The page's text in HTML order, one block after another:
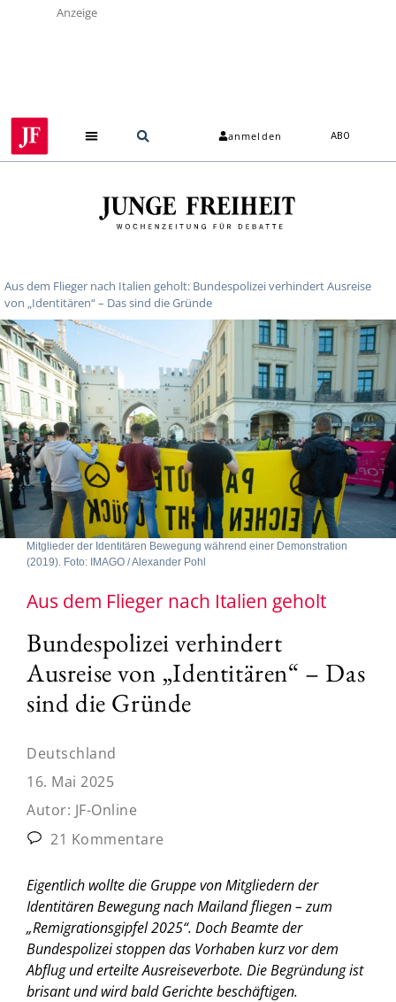
Anzeige
anmelden ABO
Aus dem Flieger nach Italien geholt: Bundespolizei verhindert Ausreise
von „Identitären“ – Das sind die Gründe
Mitglieder der Identitären Bewegung während einer Demonstration
(2019). Foto: IMAGO / Alexander Pohl
Aus dem Flieger nach Italien geholt
Bundespolizei verhindert
Ausreise von „Identitären“ – Das
sind die Gründe
Deutschland
16. Mai 2025
Autor: JF-Online
21 Kommentare
Eigentlich wollte die Gruppe von Mitgliedern der
Identitären Bewegung nach Mailand fliegen – zum
„Remigrationsgipfel 2025“. Doch Beamte der
Bundespolizei stoppen das Vorhaben kurz vor dem
Abflug und erteilte Ausreiseverbote. Die Begründung ist
brisant und wird bald Gerichte beschäftigen.